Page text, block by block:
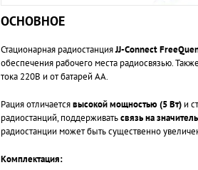
ОСНОВНОЕ
Стационарная радиостанцияJJ-Connect
обеспечения рабочего места радиосвязью.
тока 220В и от батарей АА.
Рация отличаетсявысокой мощностью (5 Вт) и
радиостанций, поддерживатьсвязь на
радиостанции может быть существенно
Комплектация: